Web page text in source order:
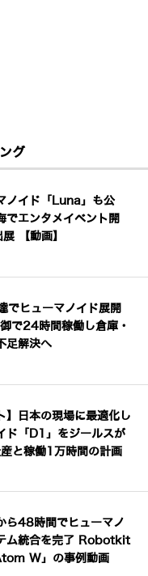
グ
ノイド「Luna」も公
エンタメイベント開
【動画】
でヒューマノイド展開
で24時間稼働し倉庫・
足解決へ
】日本の現場に最適化し
ド「D1」をジールスが
と稼働1万時間の計画
ら48時間でヒューマノ
ム統合を完了 Robotkit
W」の事例動画